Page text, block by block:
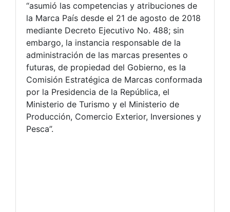
“asumió las competencias y atribuciones de
la Marca País desde el 21 de agosto de 2018
mediante Decreto Ejecutivo No. 488; sin
embargo, la instancia responsable de la
administración de las marcas presentes o
futuras, de propiedad del Gobierno, es la
Comisión Estratégica de Marcas conformada
por la Presidencia de la República, el
Ministerio de Turismo y el Ministerio de
Producción, Comercio Exterior, Inversiones y
Pesca”.